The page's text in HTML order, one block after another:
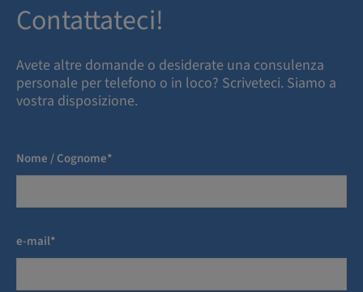
Contattateci!
Avete altre domande o desiderate una consulenza
personale per telefono o in loco? Scriveteci. Siamo a
vostra disposizione.
Nome / Cognome*
e-mail*